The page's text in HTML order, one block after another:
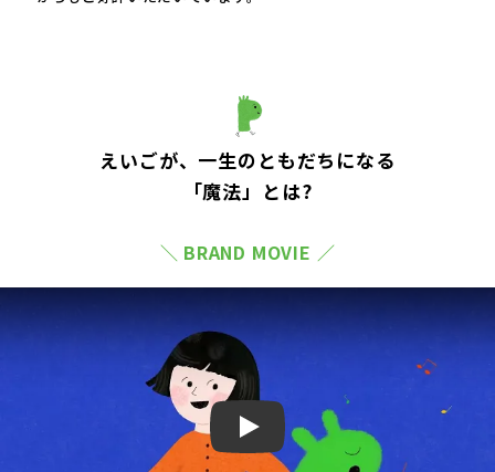
えいごが、一生のともだちになる
「魔法」とは?
＼ BRAND MOVIE ／